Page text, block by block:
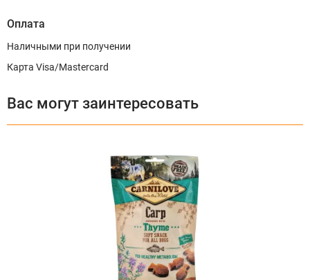
Оплата
Наличными при получении
Карта Visa/Mastercard
Вас могут заинтересовать